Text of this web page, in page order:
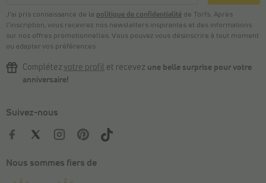
J’ai pris connaissance de la politique de confidentialité de Torfs. Après
l’inscription, vous recevrez nos newsletters inspirantes et des informations
sur nos offres promotionnelles. Vous pouvez vous désinscrire à tout moment
ou adapter vos préférences.
Complétez votre profil et recevez une belle surprise pour votre
anniversaire!
Suivez-nous
Nous sommes fiers de